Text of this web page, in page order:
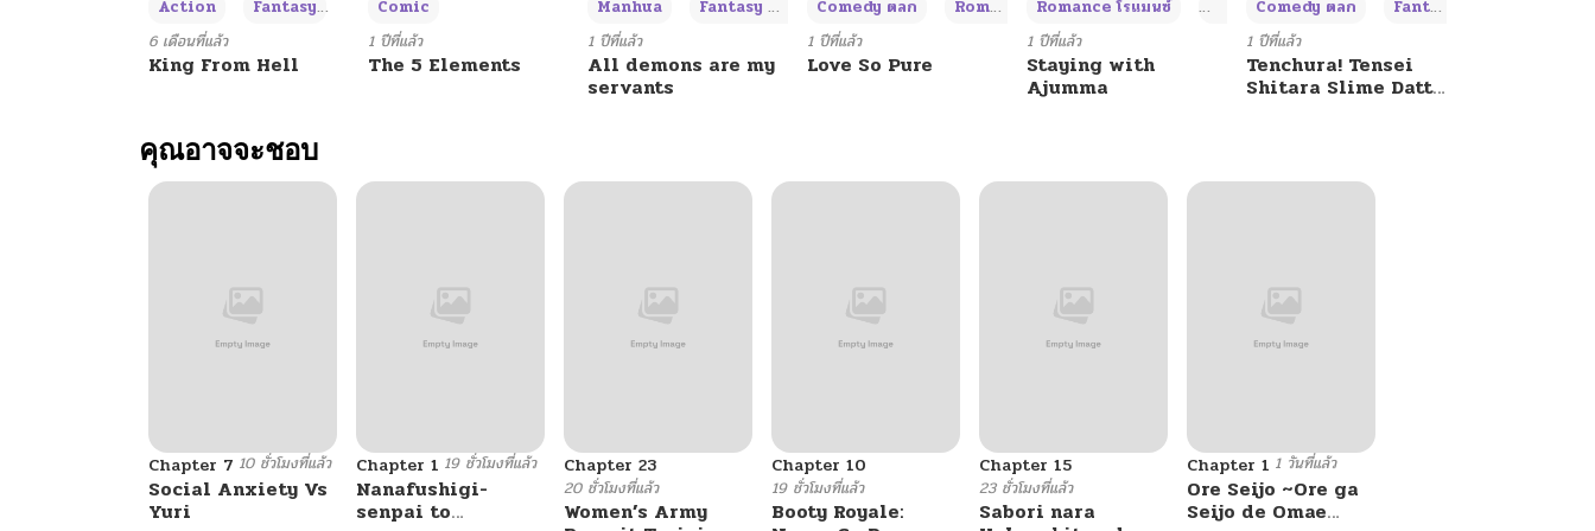
Action Fantasy
6 เดือนที่แล้ว
King From Hell
Comic
1 ปีที่แล้ว
The 5 Elements
Manhua Fantasy แฟนตาซี +3
1 ปีที่แล้ว
All demons are my
servants
Comedy ตลก Romance โรแมนซ์ +4
1 ปีที่แล้ว
Love So Pure
Romance โรแมนซ์ Adult ผู้ใหญ่ +4
1 ปีที่แล้ว
Staying with
Ajumma
Comedy ตลก Fantasy แฟนตาซี
1 ปีที่แล้ว
Tenchura! Tensei
Shitara Slime Datta
คุณอาจจะชอบ
Chapter 7 10 ชั่วโมงที่แล้ว
Social Anxiety Vs
Yuri
Chapter 1 19 ชั่วโมงที่แล้ว
Nanafushigi-
senpai to
Chapter 23
20 ชั่วโมงที่แล้ว
Women’s Army
Chapter 10
19 ชั่วโมงที่แล้ว
Booty Royale:
Chapter 15
23 ชั่วโมงที่แล้ว
Sabori nara
Chapter 1 1 วันที่แล้ว
Ore Seijo ~Ore ga
Seijo de Omae